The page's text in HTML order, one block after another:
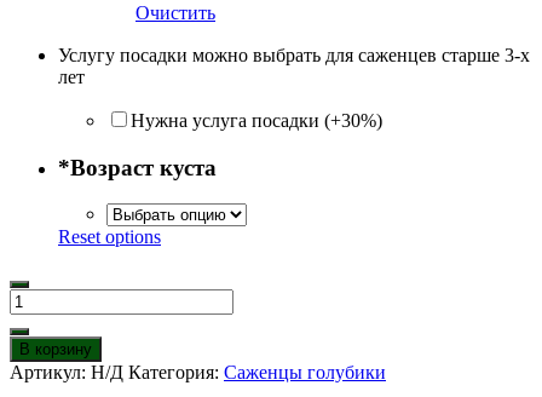
Очистить
Услугу посадки можно выбрать для саженцев старше 3-х
лет
Нужна услуга посадки (+30%)
*Возраст куста
Reset options
Количество
товара
Голубика
Элизабет
В корзину
Артикул: Н/Д Категория: Саженцы голубики